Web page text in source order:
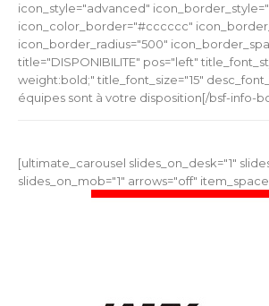
icon_style="advanced"
icon_color_border="#cccccc"
icon_border_radius="500"
title="DISPONIBILITE" pos="left"
weight:bold;" title_font_size="15"
équipes sont à votre disposition[/bsf-info-
[ultimate_carousel slides_on_desk="1"
slides_on_mob="1" arrows="off"